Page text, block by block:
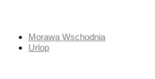
Morawa Wschodnia
Urlop